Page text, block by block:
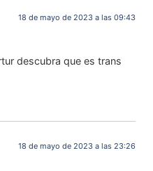
18 de mayo de 2023 a las 09:43
descubra que es trans
18 de mayo de 2023 a las 23:26